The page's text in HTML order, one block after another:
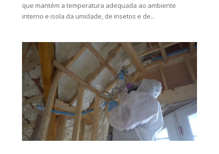
que mantém a temperatura adequada ao ambiente
interno e isola da umidade, de insetos e de...